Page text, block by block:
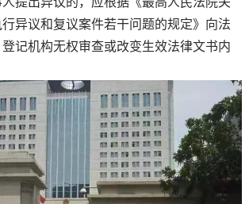
异议和复议案件若干问题的规定》向法
记机构无权审查或改变生效法律文书内